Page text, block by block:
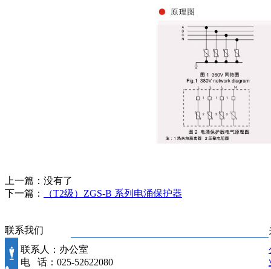
上一篇：没有了
下一篇：
（T2级）ZGS-B 系列电涌保护器
联系我们
联系人：办公室
电 话：025-52622080